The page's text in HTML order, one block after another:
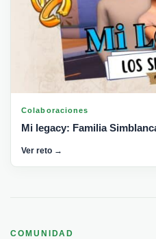
Colaboraciones
Mi legacy: Familia
Ver reto →
COMUNIDAD